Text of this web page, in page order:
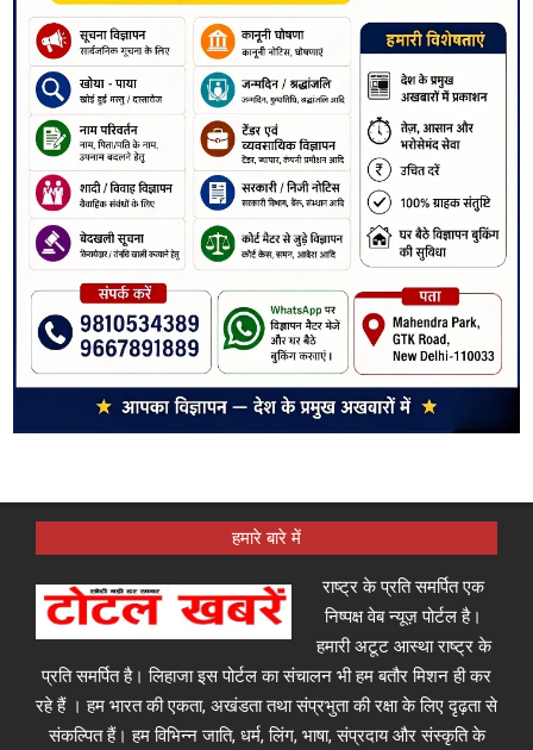
हमारे बारे में
राष्ट्र के प्रति समर्पित एक
निष्पक्ष वेब न्यूज़ पोर्टल है।
हमारी अटूट आस्था राष्ट्र के
प्रति समर्पित है। लिहाजा इस पोर्टल का संचालन भी हम बतौर मिशन ही कर
रहे हैं । हम भारत की एकता, अखंडता तथा संप्रभुता की रक्षा के लिए दृढ़ता से
संकल्पित हैं। हम विभिन्न जाति, धर्म, लिंग, भाषा, संप्रदाय और संस्कृति के